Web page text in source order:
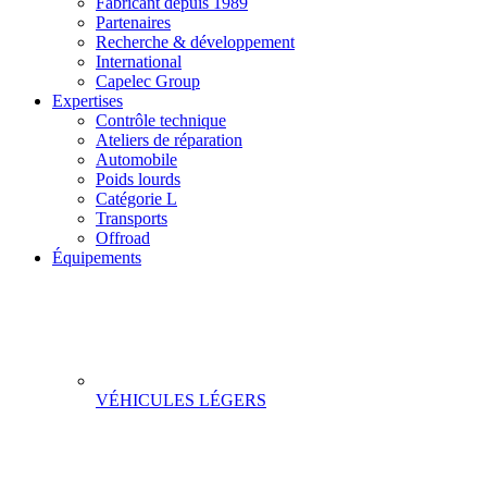
Partenaires
Recherche & développement
International
Capelec Group
Expertises
Contrôle technique
Ateliers de réparation
Automobile
Poids lourds
Catégorie L
Transports
Offroad
Équipements
VÉHICULES LÉGERS